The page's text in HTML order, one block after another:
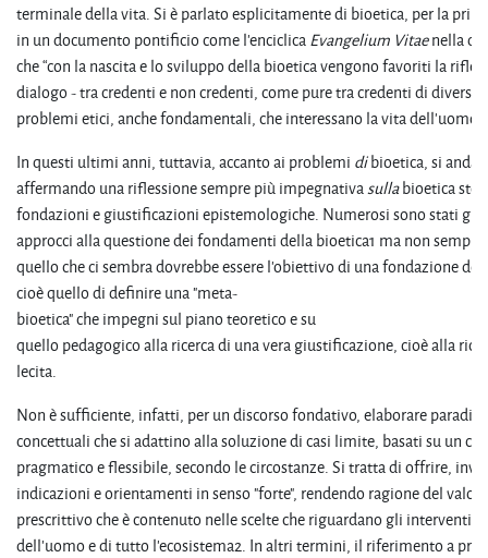
terminale della vita. Si è parlato esplicitamente di bioetica, per la
in un documento pontificio come l'enciclicaEvangelium Vitaenella
che “con la nascita e lo sviluppo della bioetica vengono favoriti la
dialogo - tra credenti e non credenti, come pure tra credenti di diverse
problemi etici, anche fondamentali, che interessano la vita dell'uomo”
In questi ultimi anni, tuttavia, accanto ai problemi dibioetica, si
affermando una riflessione sempre più impegnativasullabioetica
fondazioni e giustificazioni epistemologiche. Numerosi sono stati gli
approcci alla questione dei fondamenti della bioetica1 ma non sempre
quello che ci sembra dovrebbe essere l'obiettivo di una fondazione
cioè quello di definire una "meta-
bioetica" che impegni sul piano teoretico e su
quello pedagogico alla ricerca di una vera giustificazione, cioè alla
lecita.
Non è sufficiente, infatti, per un discorso fondativo, elaborare
concettuali che si adattino alla soluzione di casi limite, basati su un
pragmatico e flessibile, secondo le circostanze. Si tratta di offrire,
indicazioni e orientamenti in senso "forte", rendendo ragione del
prescrittivo che è contenuto nelle scelte che riguardano gli interventi
dell'uomo e di tutto l'ecosistema2. In altri termini, il riferimento a